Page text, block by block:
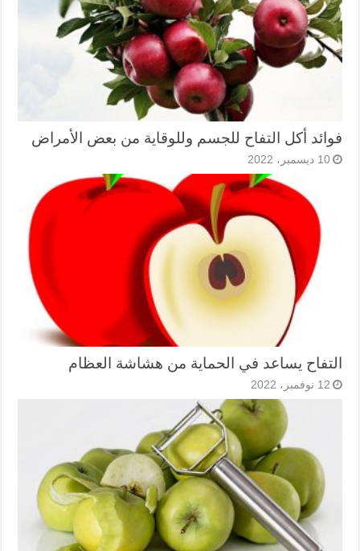
فوائد أكل التفاح للجسم وللوقاية من بعض الأمراض
10 ديسمبر، 2022
التفاح يساعد في الحماية من هشاشة العظام
12 نوفمبر، 2022